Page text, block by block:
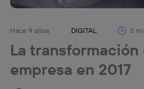
Hace 9 años DIGITAL 3
La
empresa en 2017